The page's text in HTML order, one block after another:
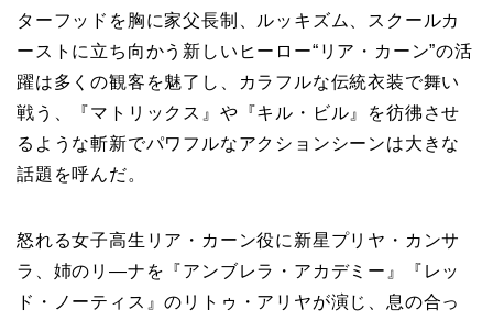
ターフッドを胸に家父長制、ルッキズム、スクールカ
ーストに立ち向かう新しいヒーロー“リア・カーン”の活
躍は多くの観客を魅了し、カラフルな伝統衣装で舞い
戦う、『マトリックス』や『キル・ビル』を彷彿させ
るような斬新でパワフルなアクションシーンは大きな
話題を呼んだ。
怒れる女子高生リア・カーン役に新星プリヤ・カンサ
ラ、姉のリ―ナを『アンブレラ・アカデミー』『レッ
ド・ノーティス』のリトゥ・アリヤが演じ、息の合っ